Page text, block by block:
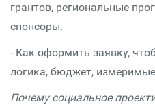
грантов, региональные
спонсоры.
- Как оформить заявку,
логика, бюджет,
Почему социальное